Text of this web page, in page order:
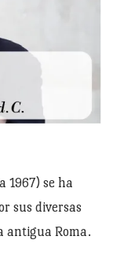
1967) se ha
sus diversas
antigua Roma.